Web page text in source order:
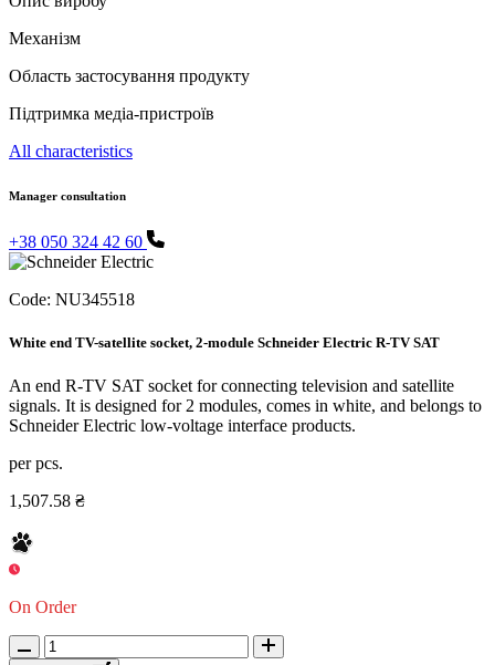
Механізм
Область застосування продукту
Підтримка медіа-пристроїв
All characteristics
Manager consultation
+38 050 324 42 60
Code: NU345518
White end TV-satellite socket, 2-module Schneider Electric R-TV SAT
An end R-TV SAT socket for connecting television and satellite
signals. It is designed for 2 modules, comes in white, and belongs to
Schneider Electric low-voltage interface products.
per pcs.
1,507.58 ₴
On Order